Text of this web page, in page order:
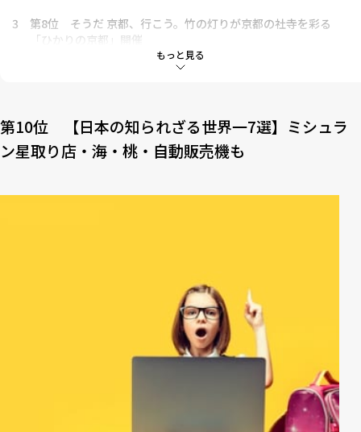
もっと見る
3
第8位 そうだ 京都、⾏こう。⽵の灯りが京都の社寺を彩る
「ひかりの京都」開催
第7位 【2021年版】京都「紅葉ライトアップ」⽳場のおすす
5
第6位 【実は⽇本が世界⼀】年間6トンの⾦⼭！佐渡より産出
する⿅児島「菱刈鉱⼭」
ル」【宿泊ルポ】
第3位 【⽇本⼀の〇〇連載】⼭⼿線の10倍の⻑さ！「幅の広
第2位 【実は⽇本が世界⼀】リニューアル間近！「５００円
⽟」は世界で最も価値の⾼い硬貨だった
第1位 【⽇本⼀の〇〇連載】新幹線の駅が最も多い都道府県
第10位 【⽇本の知られざる世界⼀7選】ミシュラ
ン星取り店・海・桃・⾃動販売機も